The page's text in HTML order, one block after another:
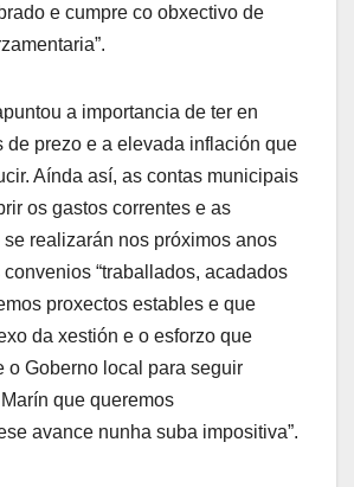
e cumpre co obxectivo de
a importancia de ter en
de prezo e a elevada inflación que
Aínda así, as contas municipais
os gastos correntes e as
realizarán nos próximos anos
“traballados, acadados
proxectos estables e que
da xestión e o esforzo que
o Goberno local para seguir
que queremos
avance nunha suba impositiva”.